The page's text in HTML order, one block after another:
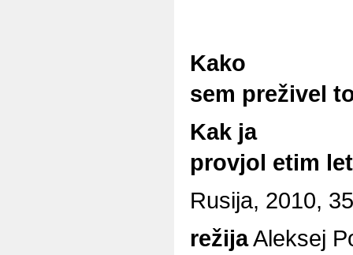
Kako
sem preživel
Kak ja
provjol etim
Rusija, 2010,
režijaAleksej